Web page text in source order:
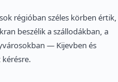
régióban széles körben értik,
beszélik a szállodákban, a
— Kijevben és